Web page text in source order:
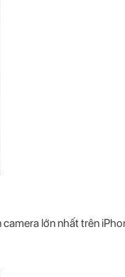
lớn nhất trên